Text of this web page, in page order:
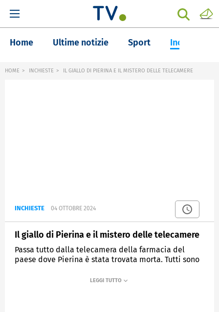
Home Ultime notizie Sport Inchieste
HOME INCHIESTE IL GIALLO DI PIERINA E IL MISTERO DELLE TELECAMERE
INCHIESTE 04 OTTOBRE 2024
Il giallo di Pierina e il mistero delle telecamere
Passa tutto dalla telecamera della farmacia del
paese dove Pierina è stata trovata morta. Tutti sono
dell'omicidio della donna.